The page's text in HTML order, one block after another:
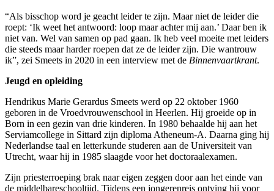
“Als bisschop word je geacht leider te zijn. Maar niet de leider die
roept: ‘Ik weet het antwoord: loop maar achter mij aan.’ Daar ben ik
niet van. Wel van samen op pad gaan. Ik heb veel moeite met leiders
die steeds maar harder roepen dat ze de leider zijn. Die wantrouw
ik”, zei Smeets in 2020 in een interview met de Binnenvaartkrant.
Jeugd en opleiding
Hendrikus Marie Gerardus Smeets werd op 22 oktober 1960
geboren in de Vroedvrouwenschool in Heerlen. Hij groeide op in
Born in een gezin van drie kinderen. In 1980 behaalde hij aan het
Serviamcollege in Sittard zijn diploma Atheneum-A. Daarna ging hij
Nederlandse taal en letterkunde studeren aan de Universiteit van
Utrecht, waar hij in 1985 slaagde voor het doctoraalexamen.
Zijn priesterroeping brak naar eigen zeggen door aan het einde van
de middelbareschooltijd. Tijdens een jongerenreis ontving hij voor